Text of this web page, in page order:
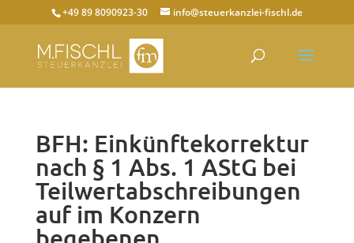
+49 89 8090923-30 info@steuerkanzlei-fischl.de
BFH: Einkünftekorrektur
nach § 1 Abs. 1 AStG bei
Teilwertabschreibungen
auf im Konzern